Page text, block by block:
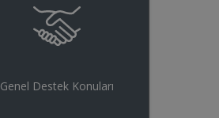
Genel Destek Konuları